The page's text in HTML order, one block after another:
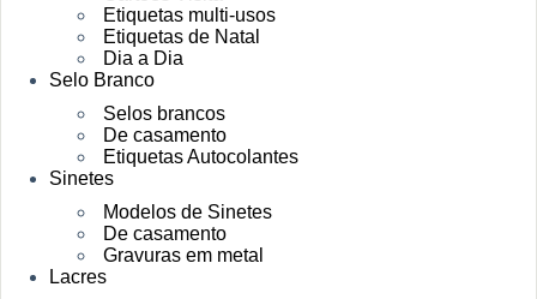
Etiquetas multi-usos
Etiquetas de Natal
Dia a Dia
Selo Branco
Selos brancos
De casamento
Etiquetas Autocolantes
Sinetes
Modelos de Sinetes
De casamento
Gravuras em metal
Lacres